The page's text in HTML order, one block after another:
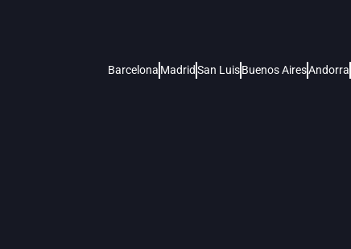
Barcelona MadridSan Luis Buenos AiresAndorra